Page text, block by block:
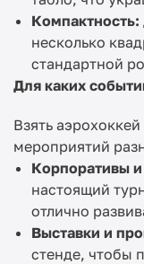
Компактность:
несколько
стандартной
Для каких
Взять
мероприятий
Корпоративы
настоящий
отлично
Выставки и
стенде, чтобы